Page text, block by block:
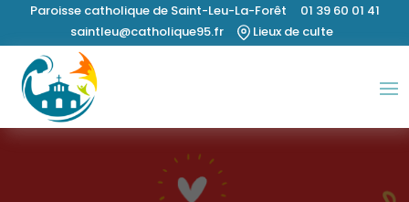
Paroisse catholique de Saint-Leu-La-Forêt 01 39 60 01 41
saintleu@catholique95.fr
Lieux de culte